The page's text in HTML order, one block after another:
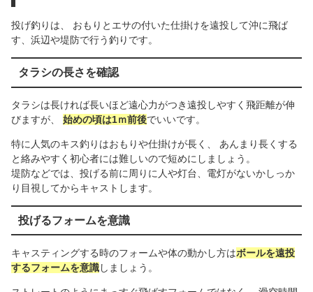
投げ釣りは、 おもりとエサの付いた仕掛けを遠投して沖に飛ば
す、浜辺や堤防で行う釣りです。
タラシの長さを確認
タラシは長ければ長いほど遠心力がつき遠投しやすく飛距離が伸
びますが、 始めの頃は1ｍ前後でいいです。
特に人気のキス釣りはおもりや仕掛けが長く、 あんまり長くする
と絡みやすく初心者には難しいので短めにしましょう。
堤防などでは、投げる前に周りに人や灯台、電灯がないかしっか
り目視してからキャストします。
投げるフォームを意識
キャスティングする時のフォームや体の動かし方はボールを遠投
するフォームを意識しましょう。